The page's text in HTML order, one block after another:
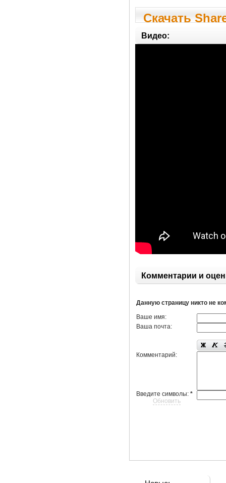
Скачать
Видео:
Комментарии и
Данную страницу никто не
Ваше имя:
Ваша почта:
Комментарий:
Введите символы:*
Обновить